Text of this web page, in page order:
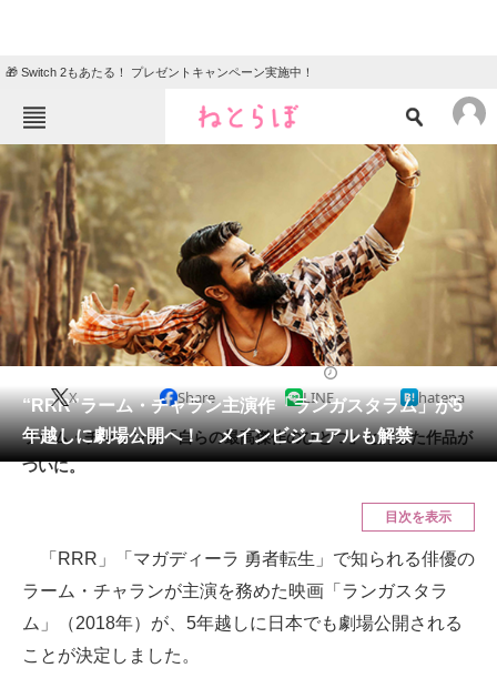
🎁 Switch 2もあたる！ プレゼントキャンペーン実施中！
ねとらぼメニュー
エンタメ クイズ
グルメ 地域
住まい 教育・育児
動物 リサーチ
会員記事
メディア
スマホと通信の最新トレンド
“RRR”ラーム・チャラン主演作「ランガスタラム」が5
年越しに劇場公開へ！ メインビジュアルも解禁
X Share LINE hatena
ラーム・チャランが「自らの最高傑作のひとつ」と評した作品が
ついに。
目次を表示
「RRR」「マガディーラ 勇者転生」で知られる俳優の
ラーム・チャランが主演を務めた映画「ランガスタラ
ム」（2018年）が、5年越しに日本でも劇場公開される
ことが決定しました。